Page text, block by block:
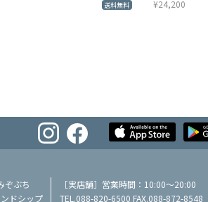
送料無料 ¥24,200
ぞぶち
ドシップ
［実店舗］営業時間：10:00～20:00
TEL.088-820-6500 FAX.088-872-8548